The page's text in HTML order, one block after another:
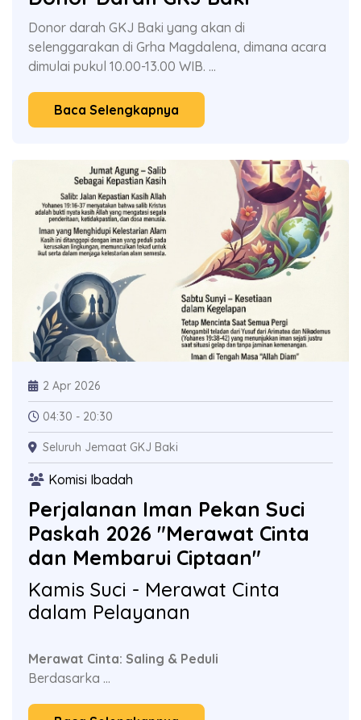
Donor darah GKJ Baki yang akan di
selenggarakan di Grha Magdalena, dimana acara
dimulai pukul 10.00-13.00 WIB. ...
Baca Selengkapnya
2 Apr 2026
04:30 - 20:30
Seluruh Jemaat GKJ Baki
Komisi Ibadah
Perjalanan Iman Pekan Suci
Paskah 2026 "Merawat Cinta
dan Membarui Ciptaan"
Kamis Suci - Merawat Cinta
dalam Pelayanan
Merawat Cinta: Saling & Peduli
Berdasarka ...